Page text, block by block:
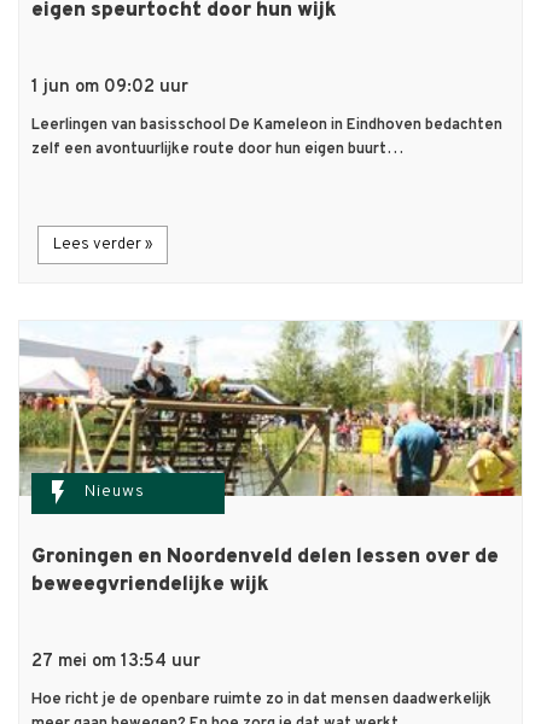
eigen speurtocht door hun wijk
1 jun om 09:02 uur
Leerlingen van basisschool De Kameleon in Eindhoven bedachten
zelf een avontuurlijke route door hun eigen buurt…
Lees verder »
flash_on Nieuws
Groningen en Noordenveld delen lessen over de
beweegvriendelijke wijk
27 mei om 13:54 uur
Hoe richt je de openbare ruimte zo in dat mensen daadwerkelijk